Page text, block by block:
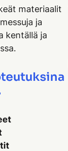
materiaalit
ja
kentällä ja